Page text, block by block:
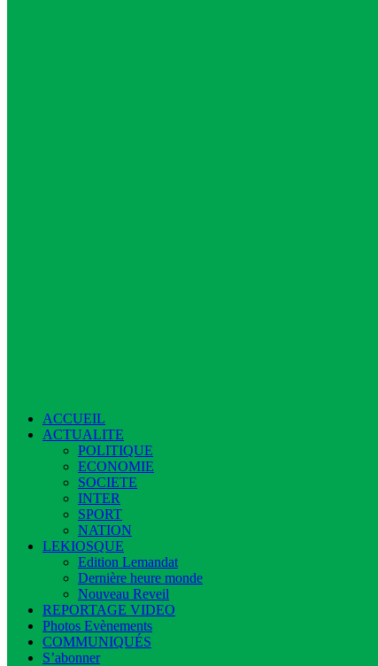
ACCUEIL
ACTUALITE
POLITIQUE
ECONOMIE
SOCIETE
INTER
SPORT
NATION
LEKIOSQUE
Edition Lemandat
Dernière heure monde
Nouveau Reveil
REPORTAGE VIDEO
Photos Evènements
COMMUNIQUÉS
S’abonner